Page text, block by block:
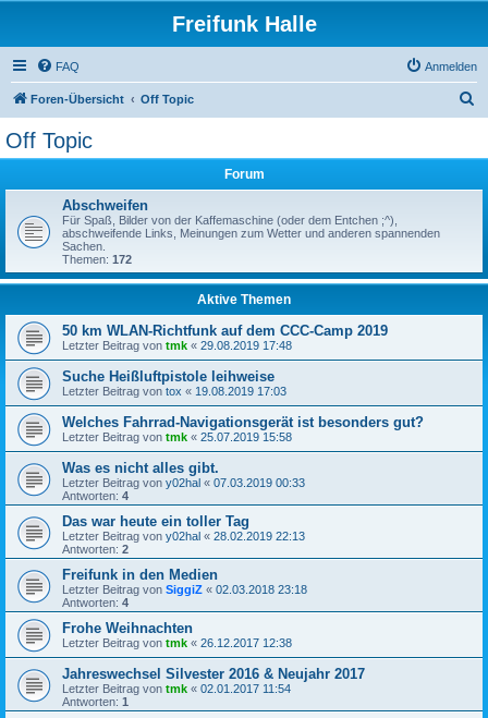
Freifunk Halle
FAQ Anmelden
Foren-Übersicht Off Topic
Off Topic
Forum
Abschweifen
Für Spaß, Bilder von der Kaffemaschine (oder dem Entchen ;^),
abschweifende Links, Meinungen zum Wetter und anderen spannenden
Sachen.
Themen: 172
Aktive Themen
50 km WLAN-Richtfunk auf dem CCC-Camp 2019
Letzter Beitrag von tmk « 29.08.2019 17:48
Suche Heißluftpistole leihweise
Letzter Beitrag von tox « 19.08.2019 17:03
Welches Fahrrad-Navigationsgerät ist besonders gut?
Letzter Beitrag von tmk « 25.07.2019 15:58
Was es nicht alles gibt.
Letzter Beitrag von y02hal « 07.03.2019 00:33
Antworten: 4
Das war heute ein toller Tag
Letzter Beitrag von y02hal « 28.02.2019 22:13
Antworten: 2
Freifunk in den Medien
Letzter Beitrag von SiggiZ « 02.03.2018 23:18
Antworten: 4
Frohe Weihnachten
Letzter Beitrag von tmk « 26.12.2017 12:38
Jahreswechsel Silvester 2016 & Neujahr 2017
Letzter Beitrag von tmk « 02.01.2017 11:54
Antworten: 1